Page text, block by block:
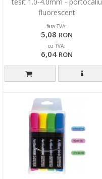
fluorescent
fara TVA:
5,08 RON
cu TVA:
6,04 RON